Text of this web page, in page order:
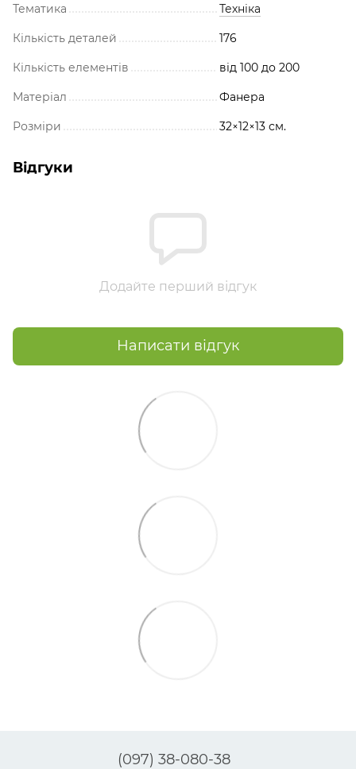
Тематика Техніка
Кількість деталей 176
Кількість елементів від 100 до 200
Матеріал Фанера
Розміри 32×12×13 см.
Відгуки
Додайте перший відгук
Написати відгук
(097) 38-080-38